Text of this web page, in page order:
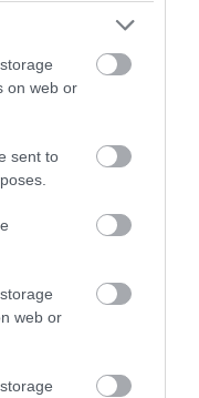
on web or
sent to
web or